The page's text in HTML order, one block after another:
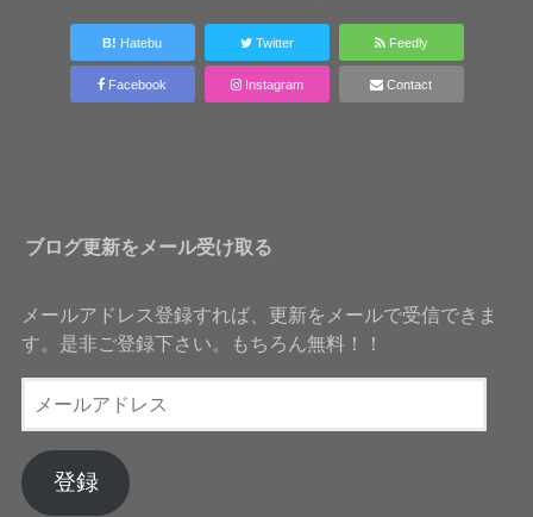
B! Hatebu Twitter Feedly
Facebook Instagram Contact
ブログ更新をメール受け取る
メールアドレス登録すれば、更新をメールで受信できま
す。是非ご登録下さい。もちろん無料！！
ー
ア
ド
登録